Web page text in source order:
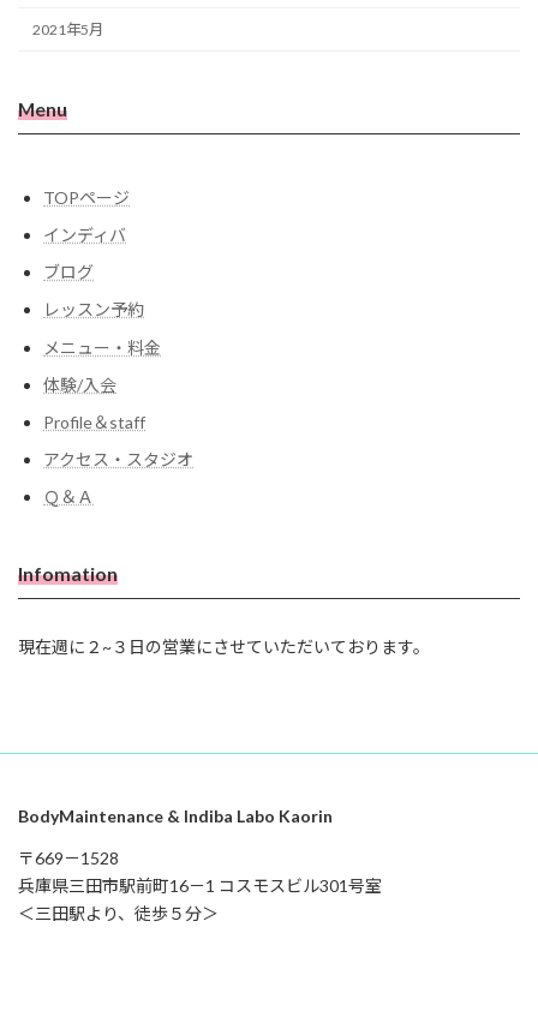
2021年5月
Menu
TOPページ
インディバ
ブログ
レッスン予約
メニュー・料金
体験/入会
Profile＆staff
アクセス・スタジオ
Ｑ＆Ａ
Infomation
現在週に２~３日の営業にさせていただいております。
BodyMaintenance & Indiba Labo Kaorin
〒669－1528
兵庫県三田市駅前町16－1 コスモスビル301号室
＜三田駅より、徒歩５分＞